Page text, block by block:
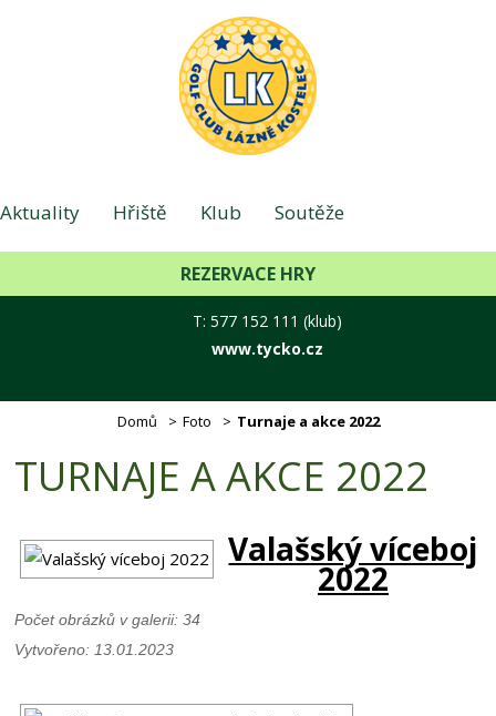
Aktuality Hřiště Klub Soutěže
Foto Hotel - Lázně Kontakt
REZERVACE HRY
T: 577 152 111 (klub)
www.tycko.cz
Domů Foto Turnaje a akce 2022
TURNAJE A AKCE 2022
Valašský víceboj
2022
Počet obrázků v galerii: 34
Vytvořeno: 13.01.2023